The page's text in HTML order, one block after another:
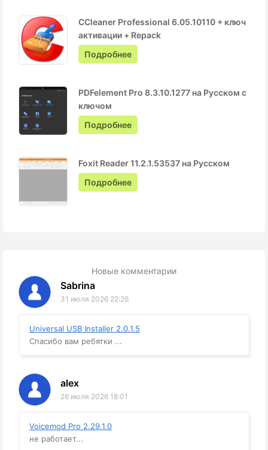
CCleaner Professional 6.05.10110 + ключ
активации + Repack
Подробнее
PDFelement Pro 8.3.10.1277 на Русском с
ключом
Подробнее
Foxit Reader 11.2.1.53537 на Русском
Подробнее
Новые комментарии
Sabrina
31 июля 2026 22:26
Universal USB Installer 2.0.1.5
Спасибо вам ребятки ...
alex
26 июля 2026 18:01
Voicemod Pro 2.29.1.0
не работает...